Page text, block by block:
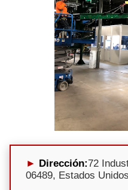
Dirección:72
06489, Estados Unidos